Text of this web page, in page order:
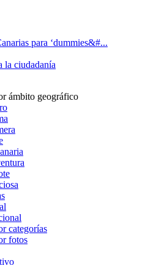
para ‘dummies&#...
la ciudadanía
ámbito geográfico
categorías
fotos